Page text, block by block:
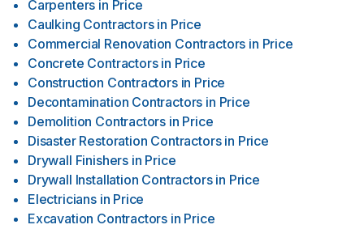
Carpenters in Price
Caulking Contractors in Price
Commercial Renovation Contractors in Price
Concrete Contractors in Price
Construction Contractors in Price
Decontamination Contractors in Price
Demolition Contractors in Price
Disaster Restoration Contractors in Price
Drywall Finishers in Price
Drywall Installation Contractors in Price
Electricians in Price
Excavation Contractors in Price